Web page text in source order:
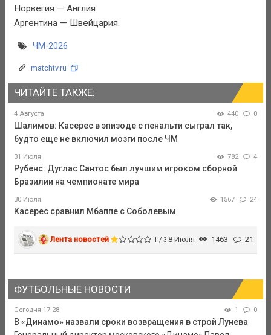
Норвегия — Англия
Аргентина — Швейцария.
ЧМ-2026
matchtv.ru
ЧИТАЙТЕ ТАКЖЕ:
4 Августа 440 0
Шалимов: Касерес в эпизоде с пенальти сыграл так,
будто еще не включил мозги после ЧМ
31 Июля 782 4
Рубенс: Дуглас Сантос был лучшим игроком сборной
Бразилии на чемпионате мира
30 Июля 1567 24
Касерес сравнил Мбаппе с Соболевым
Лента новостей 1 / 3 8 Июля 1463 21
ФУТБОЛЬНЫЕ НОВОСТИ
Сегодня 17:28 1 0
В «Динамо» назвали сроки возвращения в строй Лунева